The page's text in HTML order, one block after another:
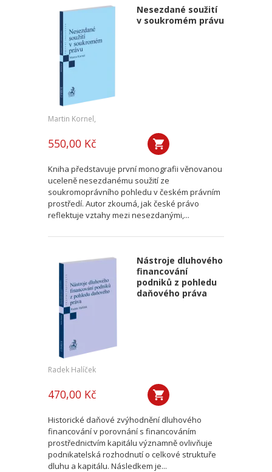
Nesezdané soužití
v soukromém právu
Martin Kornel,
550,00 Kč
Kniha představuje první monografii věnovanou
uceleně nesezdanému soužití ze
soukromoprávního pohledu v českém právním
prostředí. Autor zkoumá, jak české právo
reflektuje vztahy mezi nesezdanými,...
Nástroje dluhového
financování
podniků z pohledu
daňového práva
Radek Halíček
470,00 Kč
Historické daňové zvýhodnění dluhového
financování v porovnání s financováním
prostřednictvím kapitálu významně ovlivňuje
podnikatelská rozhodnutí o celkové struktuře
dluhu a kapitálu. Následkem je...